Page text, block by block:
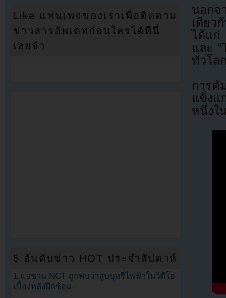
นอก
เดียว
ได้แก่
และ
ทั่วโล
การ
แข็งแ
หนึ่งใ
Like แฟนเพจของเราเพื่อติดตาม
ข่าวสารอัพเดทก่อนใครได้ที่นี่
เลยจ้า
5 อันดับข่าว HOT ประจำสัปดาห์
1.แฮชาน NCT ถูกพบว่าสูบบุหรี่ไฟฟ้าในวิดีโอ
เบื้องหลังฝึกซ้อม